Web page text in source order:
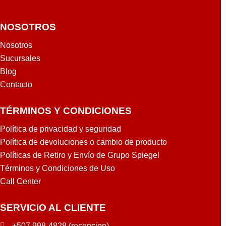
NOSOTROS
Nosotros
Sucursales
Blog
Contacto
TÉRMINOS Y CONDICIONES
Política de privacidad y seguridad
Política de devoluciones o cambio de producto
Políticas de Retiro y Envío de Grupo Spiegel
Términos y Condiciones de Uso
Call Center
SERVICIO AL CLIENTE